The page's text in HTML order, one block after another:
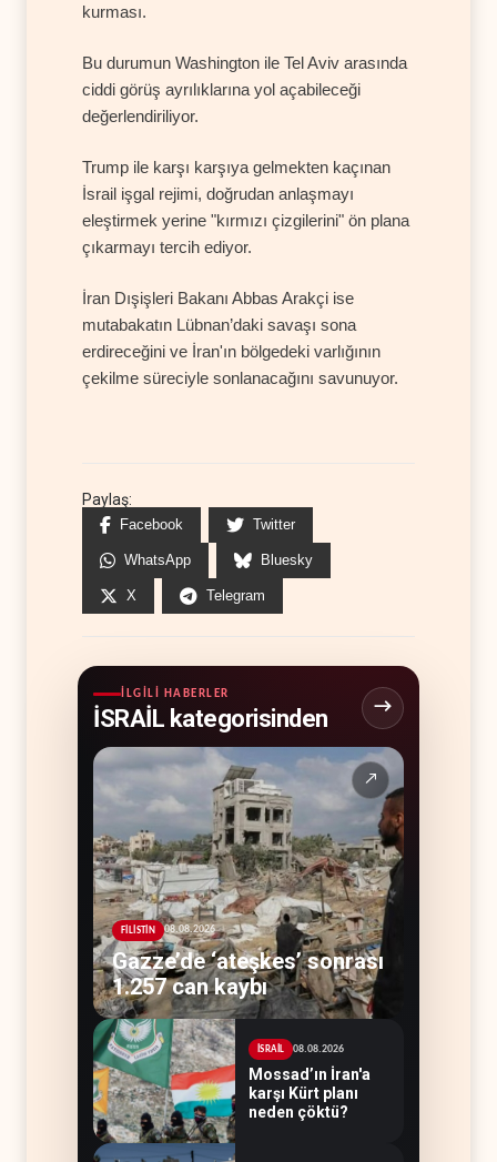
kurması.
Bu durumun Washington ile Tel Aviv arasında
ciddi görüş ayrılıklarına yol açabileceği
değerlendiriliyor.
Trump ile karşı karşıya gelmekten kaçınan
İsrail işgal rejimi, doğrudan anlaşmayı
eleştirmek yerine "kırmızı çizgilerini" ön plana
çıkarmayı tercih ediyor.
İran Dışişleri Bakanı Abbas Arakçi ise
mutabakatın Lübnan’daki savaşı sona
erdireceğini ve İran'ın bölgedeki varlığının
çekilme süreciyle sonlanacağını savunuyor.
Paylaş:
Facebook Twitter
WhatsApp Bluesky
X Telegram
İLGILI HABERLER
İSRAİL kategorisinden
↗
FİLİSTİN 08.08.2026
Gazze’de ‘ateşkes’ sonrası
1.257 can kaybı
İSRAİL 08.08.2026
Mossad’ın İran'a
karşı Kürt planı
neden çöktü?